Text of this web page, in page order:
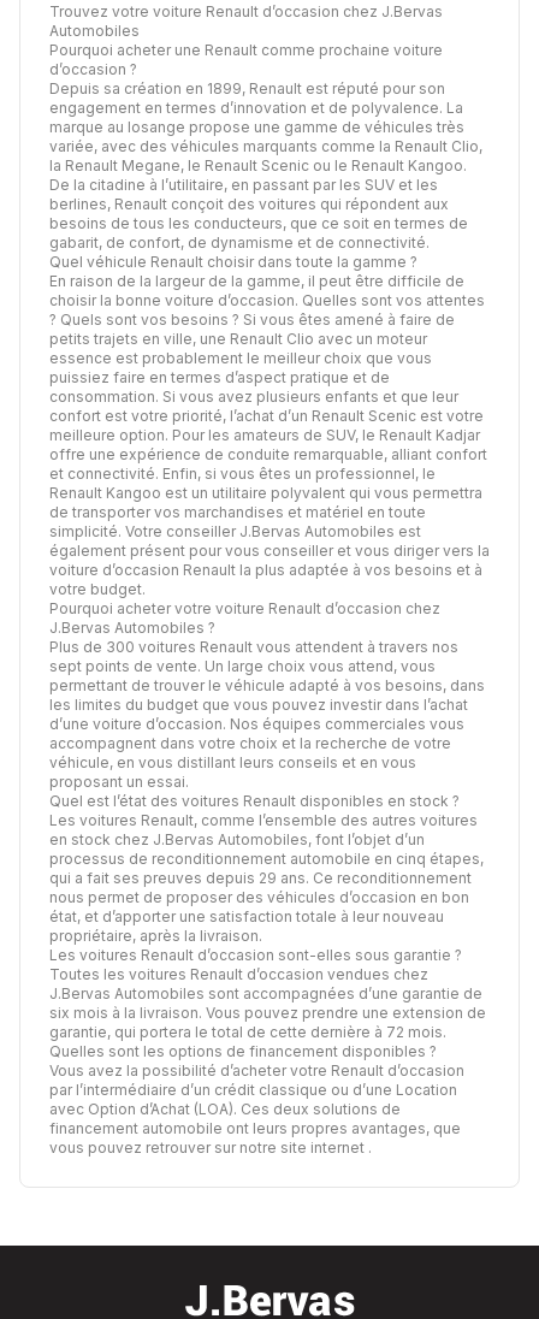
Trouvez votre voiture Renault d’occasion chez J.Bervas
Automobiles
Pourquoi acheter une Renault comme prochaine voiture
d’occasion ?
Depuis sa création en 1899, Renault est réputé pour son
engagement en termes d’innovation et de polyvalence. La
marque au losange propose une gamme de véhicules très
variée, avec des véhicules marquants comme la Renault Clio,
la Renault Megane, le Renault Scenic ou le Renault Kangoo.
De la citadine à l’utilitaire, en passant par les SUV et les
berlines, Renault conçoit des voitures qui répondent aux
besoins de tous les conducteurs, que ce soit en termes de
gabarit, de confort, de dynamisme et de connectivité.
Quel véhicule Renault choisir dans toute la gamme ?
En raison de la largeur de la gamme, il peut être difficile de
choisir la bonne voiture d’occasion. Quelles sont vos attentes
? Quels sont vos besoins ? Si vous êtes amené à faire de
petits trajets en ville, une Renault Clio avec un moteur
essence est probablement le meilleur choix que vous
puissiez faire en termes d’aspect pratique et de
consommation. Si vous avez plusieurs enfants et que leur
confort est votre priorité, l’achat d’un Renault Scenic est votre
meilleure option. Pour les amateurs de SUV, le Renault Kadjar
offre une expérience de conduite remarquable, alliant confort
et connectivité. Enfin, si vous êtes un professionnel, le
Renault Kangoo est un utilitaire polyvalent qui vous permettra
de transporter vos marchandises et matériel en toute
simplicité. Votre conseiller J.Bervas Automobiles est
également présent pour vous conseiller et vous diriger vers la
voiture d’occasion Renault la plus adaptée à vos besoins et à
votre budget.
Pourquoi acheter votre voiture Renault d’occasion chez
J.Bervas Automobiles ?
Plus de 300 voitures Renault vous attendent à travers nos
sept points de vente. Un large choix vous attend, vous
permettant de trouver le véhicule adapté à vos besoins, dans
les limites du budget que vous pouvez investir dans l’achat
d’une voiture d’occasion. Nos équipes commerciales vous
accompagnent dans votre choix et la recherche de votre
véhicule, en vous distillant leurs conseils et en vous
proposant un essai.
Quel est l’état des voitures Renault disponibles en stock ?
Les voitures Renault, comme l’ensemble des autres voitures
en stock chez J.Bervas Automobiles, font l’objet d’un
processus de reconditionnement automobile en cinq étapes,
qui a fait ses preuves depuis 29 ans. Ce reconditionnement
nous permet de proposer des véhicules d’occasion en bon
état, et d’apporter une satisfaction totale à leur nouveau
propriétaire, après la livraison.
Les voitures Renault d’occasion sont-elles sous garantie ?
Toutes les voitures Renault d’occasion vendues chez
J.Bervas Automobiles sont accompagnées d’une garantie de
six mois à la livraison. Vous pouvez prendre une extension de
garantie, qui portera le total de cette dernière à 72 mois.
Quelles sont les options de financement disponibles ?
Vous avez la possibilité d’acheter votre Renault d’occasion
par l’intermédiaire d’un crédit classique ou d’une Location
avec Option d’Achat (LOA). Ces deux solutions de
financement automobile ont leurs propres avantages, que
vous pouvez retrouver sur notre site internet .